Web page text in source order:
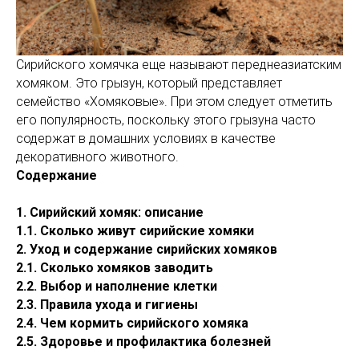
Сирийского хомячка еще называют переднеазиатским
хомяком. Это грызун, который представляет
семейство «Хомяковые». При этом следует отметить
его популярность, поскольку этого грызуна часто
содержат в домашних условиях в качестве
декоративного животного.
Содержание
1. Сирийский хомяк: описание
1.1. Сколько живут сирийские хомяки
2. Уход и содержание сирийских хомяков
2.1. Сколько хомяков заводить
2.2. Выбор и наполнение клетки
2.3. Правила ухода и гигиены
2.4. Чем кормить сирийского хомяка
2.5. Здоровье и профилактика болезней